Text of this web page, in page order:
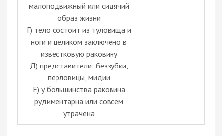
малоподвижный или сидячий
образ жизни
Г) тело состоит из туловища и
ноги и целиком заключено в
известковую раковину
Д) представители: беззубки,
перловицы, мидии
Е) у большинства раковина
рудиментарна или совсем
утрачена